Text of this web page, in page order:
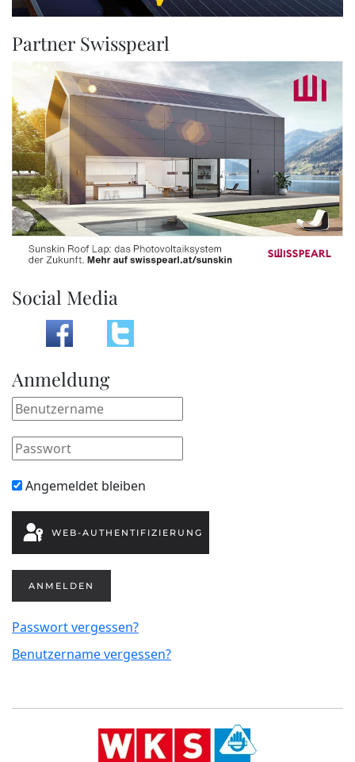
Partner Swisspearl
Social Media
Anmeldung
Angemeldet bleiben
WEB-AUTHENTIFIZIERUNG
ANMELDEN
Passwort vergessen?
Benutzername vergessen?